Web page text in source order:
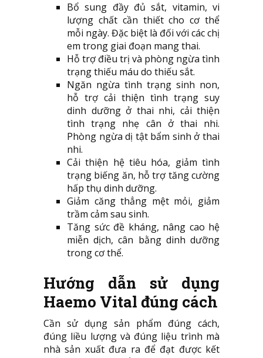
Bổ sung đầy đủ sắt, vitamin, vi
lượng chất cần thiết cho cơ thể
mỗi ngày. Đặc biệt là đối với các chị
em trong giai đoạn mang thai.
Hỗ trợ điều trị và phòng ngừa tình
trạng thiếu máu do thiếu sắt.
Ngăn ngừa tình trạng sinh non,
hỗ trợ cải thiện tình trạng suy
dinh dưỡng ở thai nhi, cải thiện
tình trạng nhẹ cân ở thai nhi.
Phòng ngừa dị tật bẩm sinh ở thai
nhi.
Cải thiện hệ tiêu hóa, giảm tình
trạng biếng ăn, hỗ trợ tăng cường
hấp thụ dinh dưỡng.
Giảm căng thẳng mệt mỏi, giảm
trầm cảm sau sinh.
Tăng sức đề kháng, nâng cao hệ
miễn dịch, cân bằng dinh dưỡng
trong cơ thể.
Hướng dẫn sử dụng
Haemo Vital đúng cách
Cần sử dụng sản phẩm đúng cách,
đúng liều lượng và đúng liệu trình mà
nhà sản xuất đưa ra để đạt được kết